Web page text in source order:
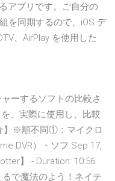
アプリです。ご自分の
を同期するので、iOS デ
、AirPlay を使用した
ーするソフトの比較さ
、実際に使用し、比較
】※順不同①：マイクロ
DVR）・ソフ Sep 17,
】 - Duration: 10:56.
るで魔法のよう！ネイテ